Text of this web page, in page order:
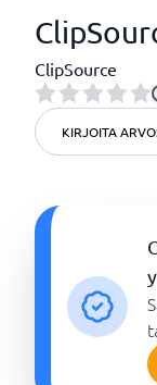
ClipSource
KIRJOITA